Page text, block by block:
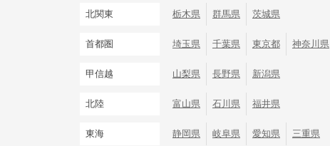
北関東 栃木県 群馬県 茨城県
首都圏 埼玉県 千葉県 東京都 神奈川県
甲信越 山梨県 長野県 新潟県
北陸 富山県 石川県 福井県
東海 静岡県 岐阜県 愛知県 三重県